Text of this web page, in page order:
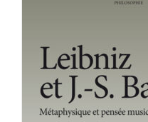
Panier WooCommerce